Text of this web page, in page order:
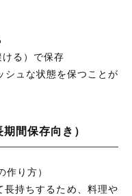
る）で保存
シュな状態を保つことが
間保存向き）
り方）
長持ちするため、料理や